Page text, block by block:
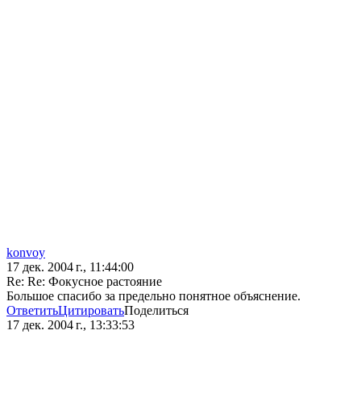
konvoy
17 дек. 2004 г., 11:44:00
Re: Re: Фокусное растояние
Большое спасибо за предельно понятное объяснение.
ОтветитьЦитироватьПоделиться
17 дек. 2004 г., 13:33:53